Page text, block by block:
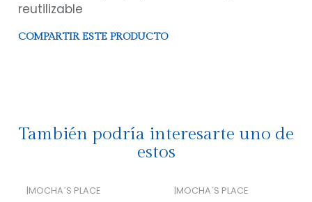
reutilizable
COMPARTIR ESTE PRODUCTO
También podría interesarte uno de
estos
|MOCHA´S PLACE |MOCHA´S PLACE